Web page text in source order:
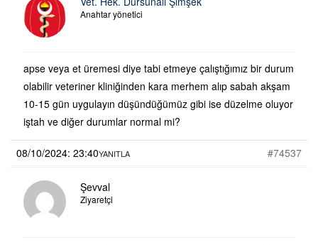
Anahtar yönetici
apse veya et üremesi diye tabi etmeye çalıştığımız bir durum
olabilir veteriner kliniğinden kara merhem alıp sabah akşam
10-15 gün uygulayın düşündüğümüz gibi ise düzelme oluyor
iştah ve diğer durumlar normal mi?
08/10/2024: 23:40 #74537
YANITLA
Şevval
Ziyaretçi